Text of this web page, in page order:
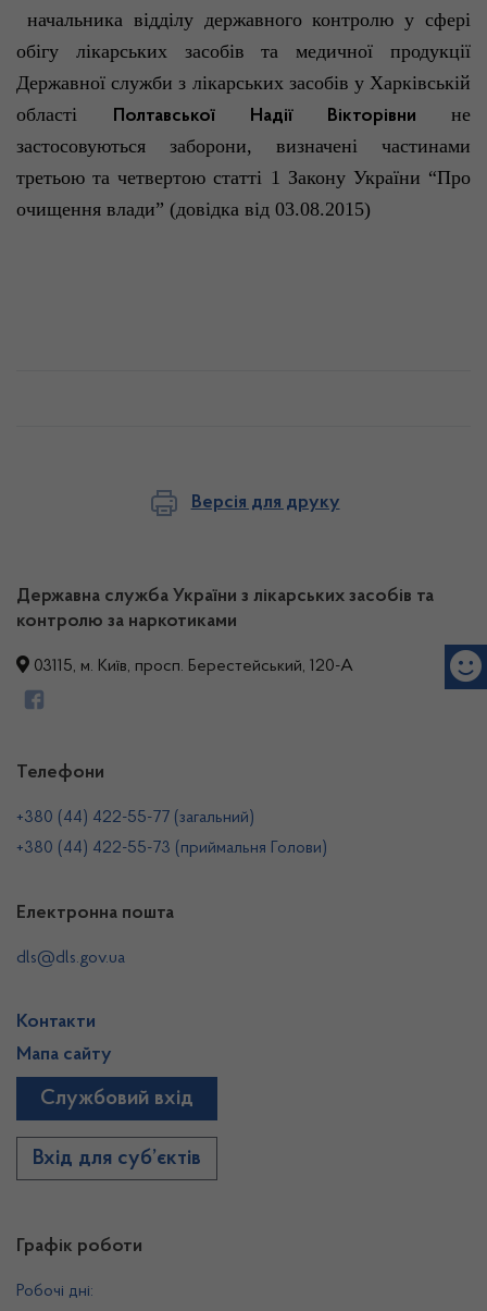
начальника відділу державного контролю у сфері
обігу лікарських засобів та медичної продукції
Державної служби з лікарських засобів у Харківській
області
Полтавської Надії Вікторівни не
застосовуються заборони, визначені частинами
третьою та четвертою статті 1 Закону України “Про
очищення влади” (довідка від 03.08.2015)
Версія для друку
Державна служба України з лікарських засобів та
контролю за наркотиками
03115, м. Київ, просп. Берестейський, 120-А
Графік роботи
Робочі дні:
Телефони
+380 (44) 422-55-77 (загальний)
+380 (44) 422-55-73 (приймальня Голови)
Електронна пошта
dls@dls.gov.ua
Контакти
Мапа сайту
Службовий вхід
Вхід для суб’єктів